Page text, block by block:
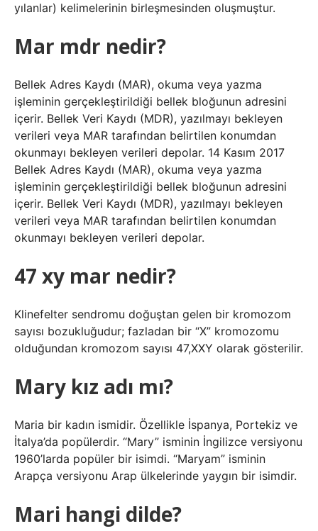
yılanlar) kelimelerinin birleşmesinden oluşmuştur.
Mar mdr nedir?
Bellek Adres Kaydı (MAR), okuma veya yazma
işleminin gerçekleştirildiği bellek bloğunun adresini
içerir. Bellek Veri Kaydı (MDR), yazılmayı bekleyen
verileri veya MAR tarafından belirtilen konumdan
okunmayı bekleyen verileri depolar. 14 Kasım 2017
Bellek Adres Kaydı (MAR), okuma veya yazma
işleminin gerçekleştirildiği bellek bloğunun adresini
içerir. Bellek Veri Kaydı (MDR), yazılmayı bekleyen
verileri veya MAR tarafından belirtilen konumdan
okunmayı bekleyen verileri depolar.
47 xy mar nedir?
Klinefelter sendromu doğuştan gelen bir kromozom
sayısı bozukluğudur; fazladan bir “X” kromozomu
olduğundan kromozom sayısı 47,XXY olarak gösterilir.
Mary kız adı mı?
Maria bir kadın ismidir. Özellikle İspanya, Portekiz ve
İtalya’da popülerdir. “Mary” isminin İngilizce versiyonu
1960’larda popüler bir isimdi. “Maryam” isminin
Arapça versiyonu Arap ülkelerinde yaygın bir isimdir.
Mari hangi dilde?